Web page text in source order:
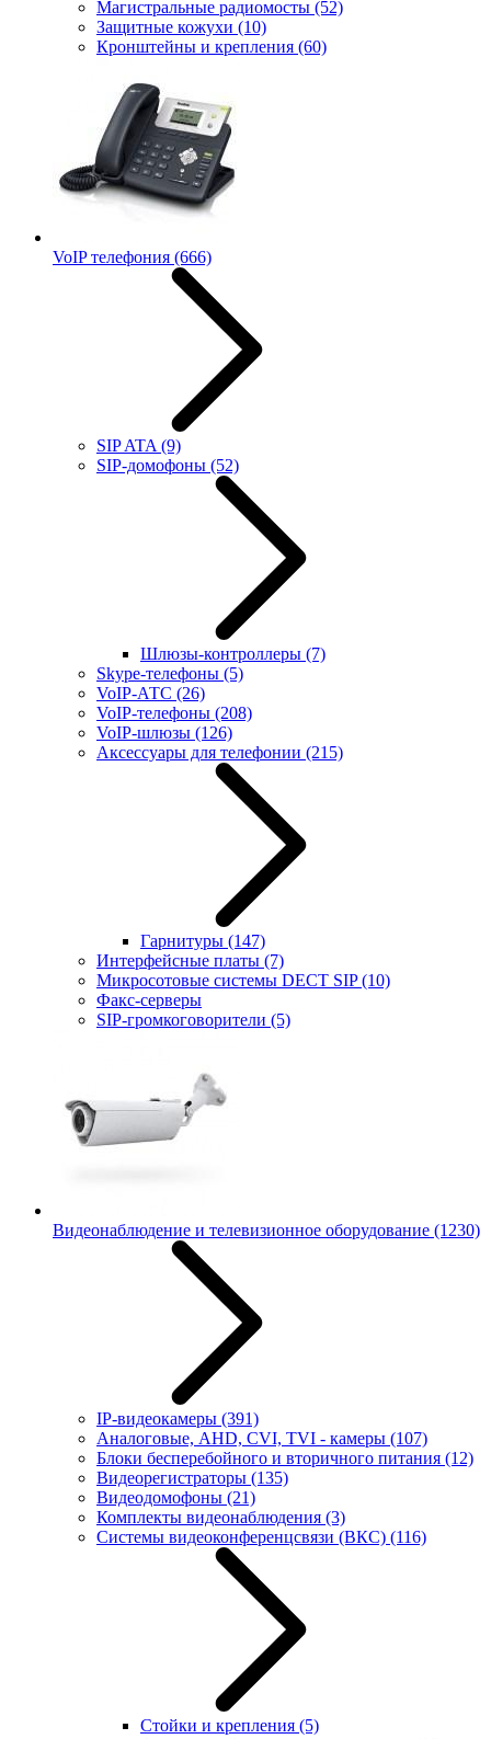
Магистральные радиомосты (52)
Защитные кожухи (10)
Кронштейны и крепления (60)
VoIP телефония (666)
SIP ATA (9)
SIP-домофоны (52)
Шлюзы-контроллеры (7)
Skype-телефоны (5)
VoIP-АТС (26)
VoIP-телефоны (208)
VoIP-шлюзы (126)
Аксессуары для телефонии (215)
Гарнитуры (147)
Интерфейсные платы (7)
Микросотовые системы DECT SIP(10)
Факс-серверы
SIP-громкоговорители (5)
Видеонаблюдение и телевизионное оборудование (1230)
IP-видеокамеры (391)
Аналоговые, AHD, CVI, TVI - камеры (107)
Блоки бесперебойного и вторичного питания (12)
Видеорегистраторы (135)
Видеодомофоны (21)
Комплекты видеонаблюдения (3)
Системы видеоконференцсвязи (ВКС) (116)
Стойки и крепления (5)